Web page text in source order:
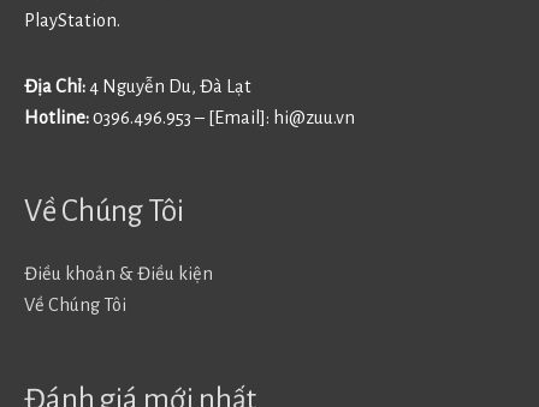
PlayStation.
Địa Chỉ:4 Nguyễn Du, Đà Lạt
Hotline:0396.496.953 – [Email]: hi@zuu.vn
Về Chúng Tôi
Điều khoản & Điều kiện
Về Chúng Tôi
Đánh giá mới nhất